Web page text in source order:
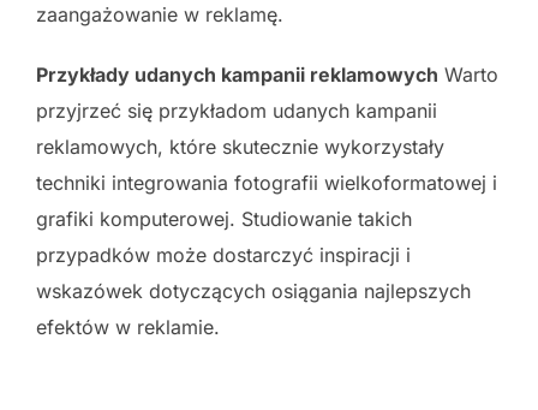
zaangażowanie w reklamę.
Przykłady udanych kampanii reklamowych Warto
przyjrzeć się przykładom udanych kampanii
reklamowych, które skutecznie wykorzystały
techniki integrowania fotografii wielkoformatowej i
grafiki komputerowej. Studiowanie takich
przypadków może dostarczyć inspiracji i
wskazówek dotyczących osiągania najlepszych
efektów w reklamie.